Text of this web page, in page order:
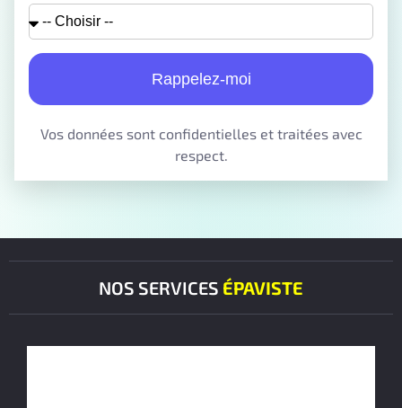
Rappelez-moi
Vos données sont confidentielles et traitées avec
respect.
NOS SERVICES ÉPAVISTE